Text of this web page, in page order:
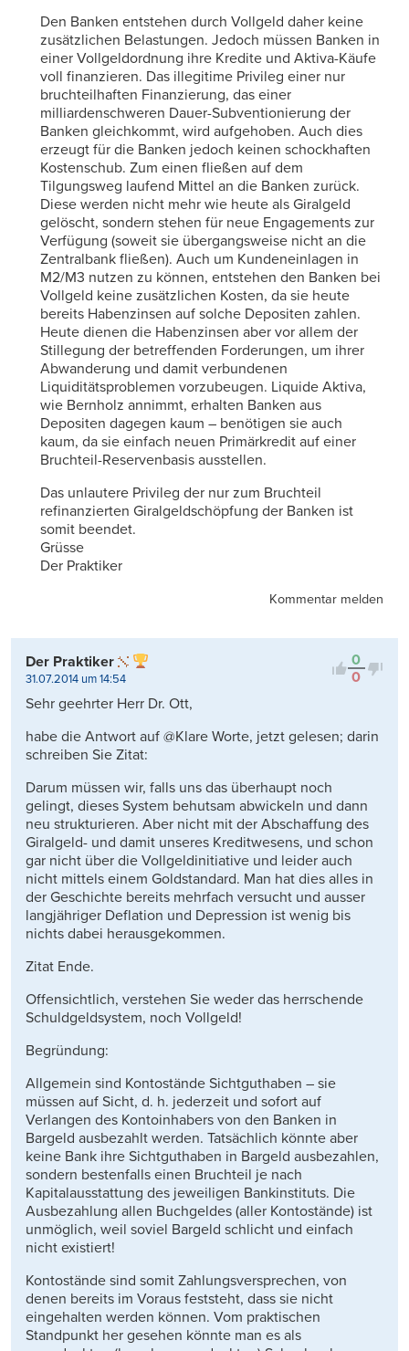
Den Banken entstehen durch Vollgeld daher keine
zusätzlichen Belastungen. Jedoch müssen Banken in
einer Vollgeldordnung ihre Kredite und Aktiva-Käufe
voll finanzieren. Das illegitime Privileg einer nur
bruchteilhaften Finanzierung, das einer
milliardenschweren Dauer-Subventionierung der
Banken gleichkommt, wird aufgehoben. Auch dies
erzeugt für die Banken jedoch keinen schockhaften
Kostenschub. Zum einen fließen auf dem
Tilgungsweg laufend Mittel an die Banken zurück.
Diese werden nicht mehr wie heute als Giralgeld
gelöscht, sondern stehen für neue Engagements zur
Verfügung (soweit sie übergangsweise nicht an die
Zentralbank fließen). Auch um Kundeneinlagen in
M2/M3 nutzen zu können, entstehen den Banken bei
Vollgeld keine zusätzlichen Kosten, da sie heute
bereits Habenzinsen auf solche Depositen zahlen.
Heute dienen die Habenzinsen aber vor allem der
Stillegung der betreffenden Forderungen, um ihrer
Abwanderung und damit verbundenen
Liquiditätsproblemen vorzubeugen. Liquide Aktiva,
wie Bernholz annimmt, erhalten Banken aus
Depositen dagegen kaum – benötigen sie auch
kaum, da sie einfach neuen Primärkredit auf einer
Bruchteil-Reservenbasis ausstellen.
Das unlautere Privileg der nur zum Bruchteil
refinanzierten Giralgeldschöpfung der Banken ist
somit beendet.
Grüsse
Der Praktiker
Kommentar melden
0
0
Der Praktiker
31.07.2014 um 14:54
Sehr geehrter Herr Dr. Ott,
habe die Antwort auf @Klare Worte, jetzt gelesen; darin
schreiben Sie Zitat:
Darum müssen wir, falls uns das überhaupt noch
gelingt, dieses System behutsam abwickeln und dann
neu strukturieren. Aber nicht mit der Abschaffung des
Giralgeld- und damit unseres Kreditwesens, und schon
gar nicht über die Vollgeldinitiative und leider auch
nicht mittels einem Goldstandard. Man hat dies alles in
der Geschichte bereits mehrfach versucht und ausser
langjähriger Deflation und Depression ist wenig bis
nichts dabei herausgekommen.
Zitat Ende.
Offensichtlich, verstehen Sie weder das herrschende
Schuldgeldsystem, noch Vollgeld!
Begründung:
Allgemein sind Kontostände Sichtguthaben – sie
müssen auf Sicht, d. h. jederzeit und sofort auf
Verlangen des Kontoinhabers von den Banken in
Bargeld ausbezahlt werden. Tatsächlich könnte aber
keine Bank ihre Sichtguthaben in Bargeld ausbezahlen,
sondern bestenfalls einen Bruchteil je nach
Kapitalausstattung des jeweiligen Bankinstituts. Die
Ausbezahlung allen Buchgeldes (aller Kontostände) ist
unmöglich, weil soviel Bargeld schlicht und einfach
nicht existiert!
Kontostände sind somit Zahlungsversprechen, von
denen bereits im Voraus feststeht, dass sie nicht
eingehalten werden können. Vom praktischen
Standpunkt her gesehen könnte man es als